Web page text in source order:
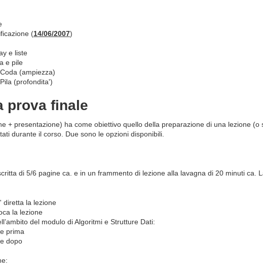
(14/06/2007)
e liste
e pile
(ampiezza)
(profondita')
prova finale
+ presentazione) ha come obiettivo quello della preparazione di una lezione (o
durante il corso. Due sono le opzioni disponibili.
di 5/6 pagine ca. e in un frammento di lezione alla lavagna di 20 minuti ca.
diretta la lezione
la lezione
del modulo di Algoritmi e Strutture Dati:
prima
dopo